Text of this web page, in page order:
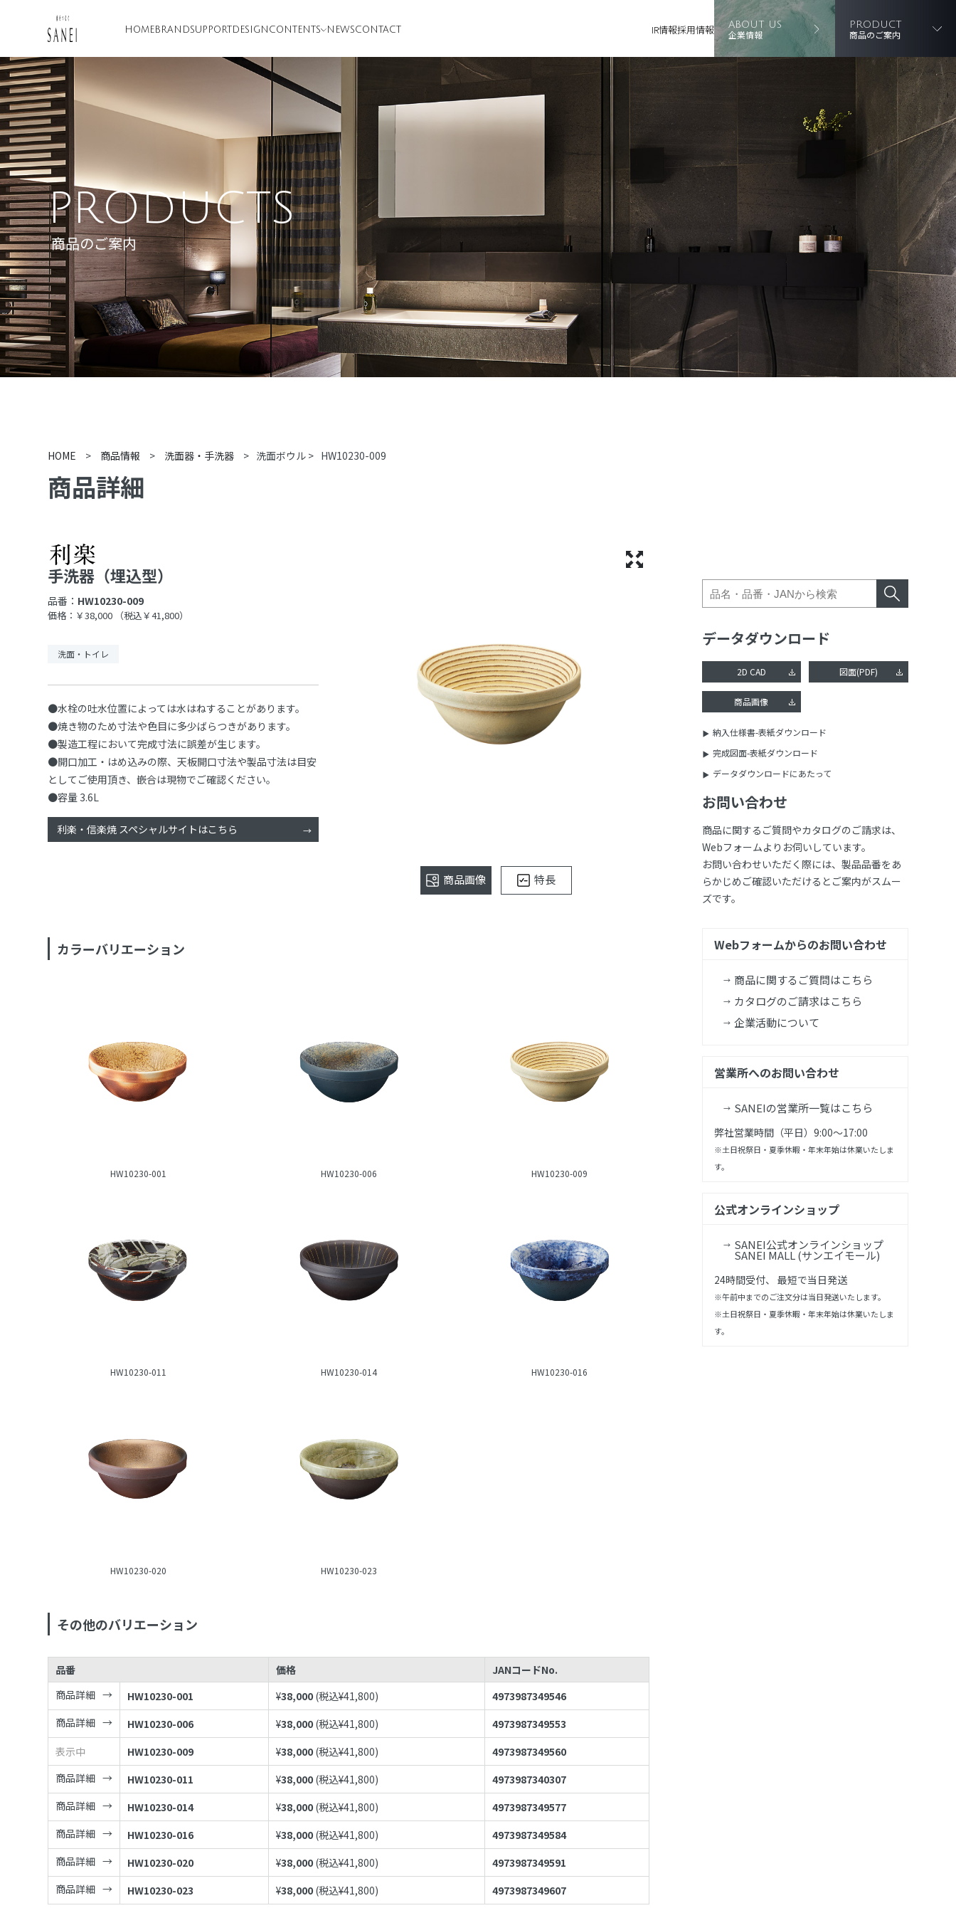
HOME BRANDSUPPORT DESIGN CONTENTS NEWSCONTACT IR情報採用情報 ABOUT US
企業情報
PRODUCT
商品のご案内
PRODUCTS
商品のご案内
HOME > 商品情報 > 洗面器・手洗器 > 洗面ボウル > HW10230-009
商品詳細
手洗器（埋込型）
品番： HW10230-009
価格：￥38,000 （税込￥41,800）
洗面・トイレ
●水栓の吐水位置によっては水はねすることがあります。
●焼き物のため寸法や色目に多少ばらつきがあります。
●製造工程において完成寸法に誤差が生じます。
●開口加工・はめ込みの際、天板開口寸法や製品寸法は目安
としてご使用頂き、嵌合は現物でご確認ください。
●容量 3.6L
利楽・信楽焼 スペシャルサイトはこちら
商品画像 特長
カラーバリエーション
HW10230-001 HW10230-006 HW10230-009
HW10230-011 HW10230-014 HW10230-016
HW10230-020 HW10230-023
その他のバリエーション
品番 価格
JANコードNo.
商品詳細
HW10230-001 ¥38,000 (税込¥41,800)
4973987349546
商品詳細
HW10230-006 ¥38,000 (税込¥41,800)
4973987349553
表示中
HW10230-009 ¥38,000 (税込¥41,800)
4973987349560
商品詳細
HW10230-011 ¥38,000 (税込¥41,800)
4973987340307
商品詳細
HW10230-014 ¥38,000 (税込¥41,800)
4973987349577
商品詳細
HW10230-016 ¥38,000 (税込¥41,800)
4973987349584
商品詳細
HW10230-020 ¥38,000 (税込¥41,800)
4973987349591
商品詳細
HW10230-023 ¥38,000 (税込¥41,800) 4973987349607
データダウンロード
2D CAD 図面(PDF)
商品画像
納入仕様書-表紙ダウンロード
完成図面-表紙ダウンロード
データダウンロードにあたって
お問い合わせ
商品に関するご質問やカタログのご請求は、
Webフォームよりお伺いしています。
お問い合わせいただく際には、製品品番をあ
らかじめご確認いただけるとご案内がスムー
ズです。
Webフォームからのお問い合わせ
商品に関するご質問はこちら
カタログのご請求はこちら
企業活動について
営業所へのお問い合わせ
SANEIの営業所一覧はこちら
弊社営業時間（平日）9:00～17:00
※土日祝祭日・夏季休暇・年末年始は休業いたしま
す。
公式オンラインショップ
SANEI公式オンラインショップ
SANEI MALL (サンエイモール)
24時間受付、 最短で当日発送
※午前中までのご注文分は当日発送いたします。
※土日祝祭日・夏季休暇・年末年始は休業いたしま
す。